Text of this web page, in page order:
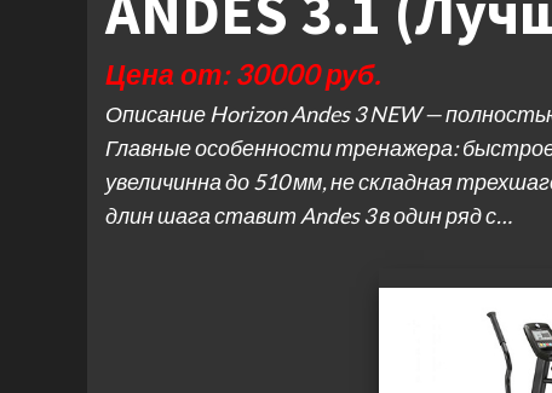
Цена от: 30000 руб.
Описание Horizon Andes 3 NEW —
Главные особенности тренажера:
увеличинна до 510 мм, не складная
длин шага ставит Andes 3 в один ряд с…